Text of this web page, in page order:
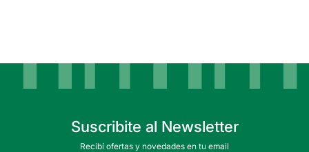
Suscribite al Newsletter
Recibí ofertas y novedades en tu email